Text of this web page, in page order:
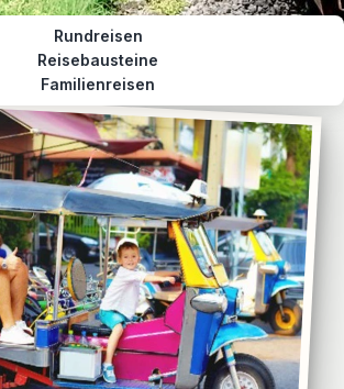
Rundreisen
Reisebausteine
Familienreisen